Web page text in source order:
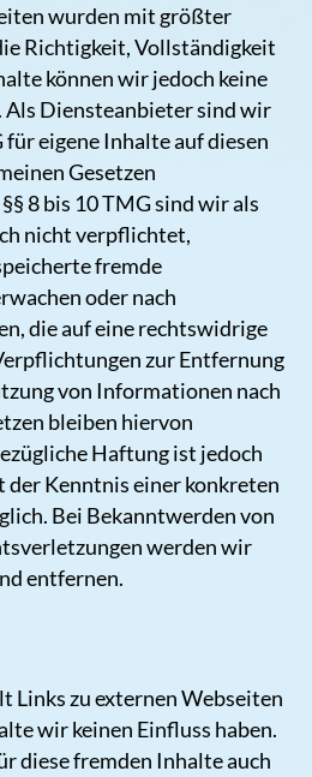
wurden mit größter
Richtigkeit, Vollständigkeit
können wir jedoch keine
Als Diensteanbieter sind wir
für eigene Inhalte auf diesen
Gesetzen
8 bis 10 TMG sind wir als
nicht verpflichtet,
fremde
oder nach
die auf eine rechtswidrige
zur Entfernung
von Informationen nach
bleiben hiervon
Haftung ist jedoch
der Kenntnis einer konkreten
Bei Bekanntwerden von
werden wir
entfernen.
Links zu externen Webseiten
wir keinen Einfluss haben.
diese fremden Inhalte auch